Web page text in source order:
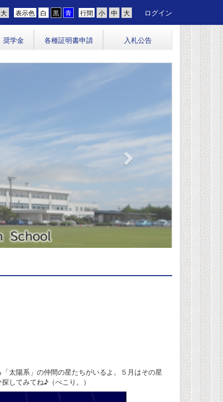
行間
表示色 ログイン
奨学金 各種証明書申請 入札公告
t
太陽系」の仲間の星たちがいるよ。５月はその星
してみてね♪（ぺこり。）